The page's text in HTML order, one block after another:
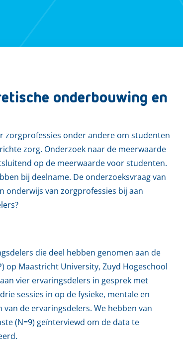
onderbouwing en
onder andere om studenten
zorg. Onderzoek naar de meerwaarde
op de meerwaarde voor studenten.
bij deelname. De onderzoeksvraag van
onderwijs van zorgprofessies bij aan
die deel hebben genomen aan de
op Maastricht University, Zuyd Hogeschool
vier ervaringsdelers in gesprek met
sessies in op de fysieke, mentale en
de ervaringsdelers. We hebben van
(N=9) geïnterviewd om de data te